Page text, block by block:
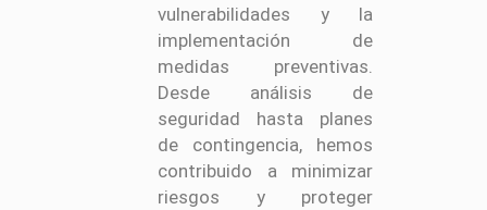
vulnerabilidades y la
implementación de
medidas preventivas.
Desde análisis de
seguridad hasta planes
de contingencia, hemos
contribuido a minimizar
riesgos y proteger